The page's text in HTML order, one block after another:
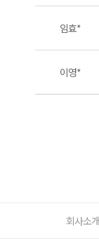
임효*
이영*
회사소개